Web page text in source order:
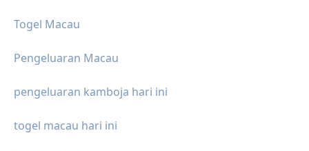
Togel Macau
Pengeluaran Macau
pengeluaran kamboja hari ini
togel macau hari ini